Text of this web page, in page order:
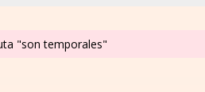
"son temporales"